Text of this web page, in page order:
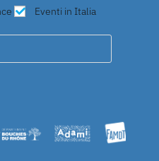
Eventi in Italia